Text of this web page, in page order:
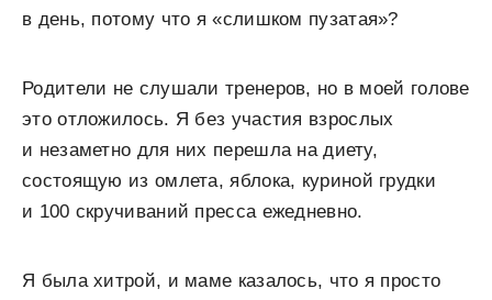
в день, потому что я «слишком пузатая»?
Родители не слушали тренеров, но в моей голове
это отложилось. Я без участия взрослых
и незаметно для них перешла на диету,
состоящую из омлета, яблока, куриной грудки
и 100 скручиваний пресса ежедневно.
Я была хитрой, и маме казалось, что я просто